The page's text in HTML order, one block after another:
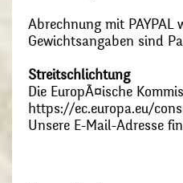
Abrechnung mit PAYPAL
Gewichtsangaben sind
Streitschlichtung
Die EuropÃ¤ische
https://ec.europa.eu/
Unsere E-Mail-Adresse